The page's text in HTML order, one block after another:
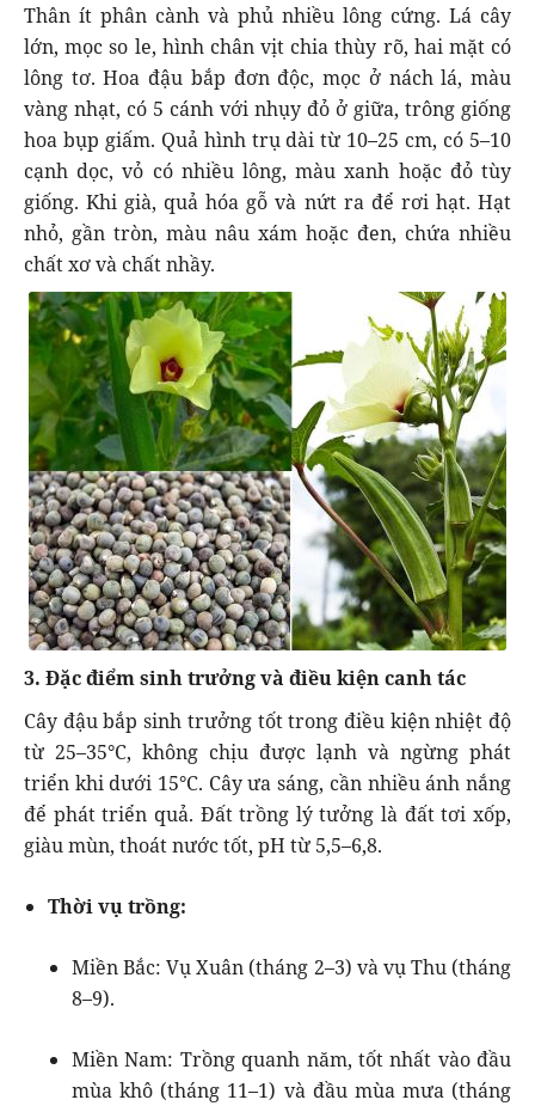
Thân ít phân cành và phủ nhiều lông cứng. Lá cây
lớn, mọc so le, hình chân vịt chia thùy rõ, hai mặt có
lông tơ. Hoa đậu bắp đơn độc, mọc ở nách lá, màu
vàng nhạt, có 5 cánh với nhụy đỏ ở giữa, trông giống
hoa bụp giấm. Quả hình trụ dài từ 10–25 cm, có 5–10
cạnh dọc, vỏ có nhiều lông, màu xanh hoặc đỏ tùy
giống. Khi già, quả hóa gỗ và nứt ra để rơi hạt. Hạt
nhỏ, gần tròn, màu nâu xám hoặc đen, chứa nhiều
chất xơ và chất nhầy.
3. Đặc điểm sinh trưởng và điều kiện canh tác
Cây đậu bắp sinh trưởng tốt trong điều kiện nhiệt độ
từ 25–35°C, không chịu được lạnh và ngừng phát
triển khi dưới 15°C. Cây ưa sáng, cần nhiều ánh nắng
để phát triển quả. Đất trồng lý tưởng là đất tơi xốp,
giàu mùn, thoát nước tốt, pH từ 5,5–6,8.
Thời vụ trồng:
Miền Bắc: Vụ Xuân (tháng 2–3) và vụ Thu (tháng
8–9).
Miền Nam: Trồng quanh năm, tốt nhất vào đầu
mùa khô (tháng 11–1) và đầu mùa mưa (tháng